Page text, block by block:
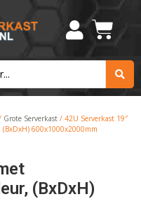
Grote Serverkast / 42U Serverkast 19″
(BxDxH) 600x1000x2000mm
(BxDxH)